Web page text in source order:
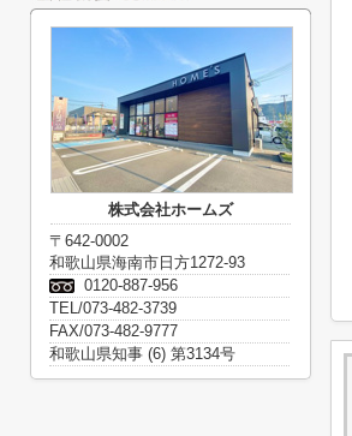
株式会社ホームズ
〒642-0002
和歌山県海南市日方1272-93
0120-887-956
TEL/073-482-3739
FAX/073-482-9777
和歌山県知事 (6) 第3134号